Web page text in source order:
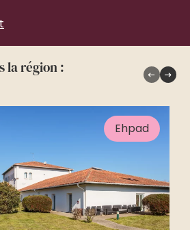
la région :
Ehpad